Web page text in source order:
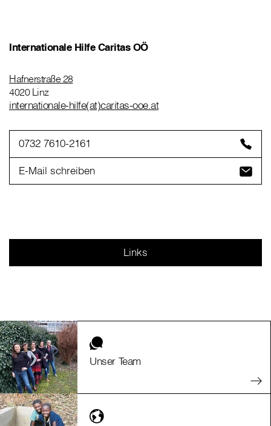
Internationale Hilfe Caritas OÖ
Hafnerstraße 28
4020 Linz
internationale-hilfe(at)caritas-ooe.at
0732 7610-2161
E-Mail schreiben
Links
Unser Team